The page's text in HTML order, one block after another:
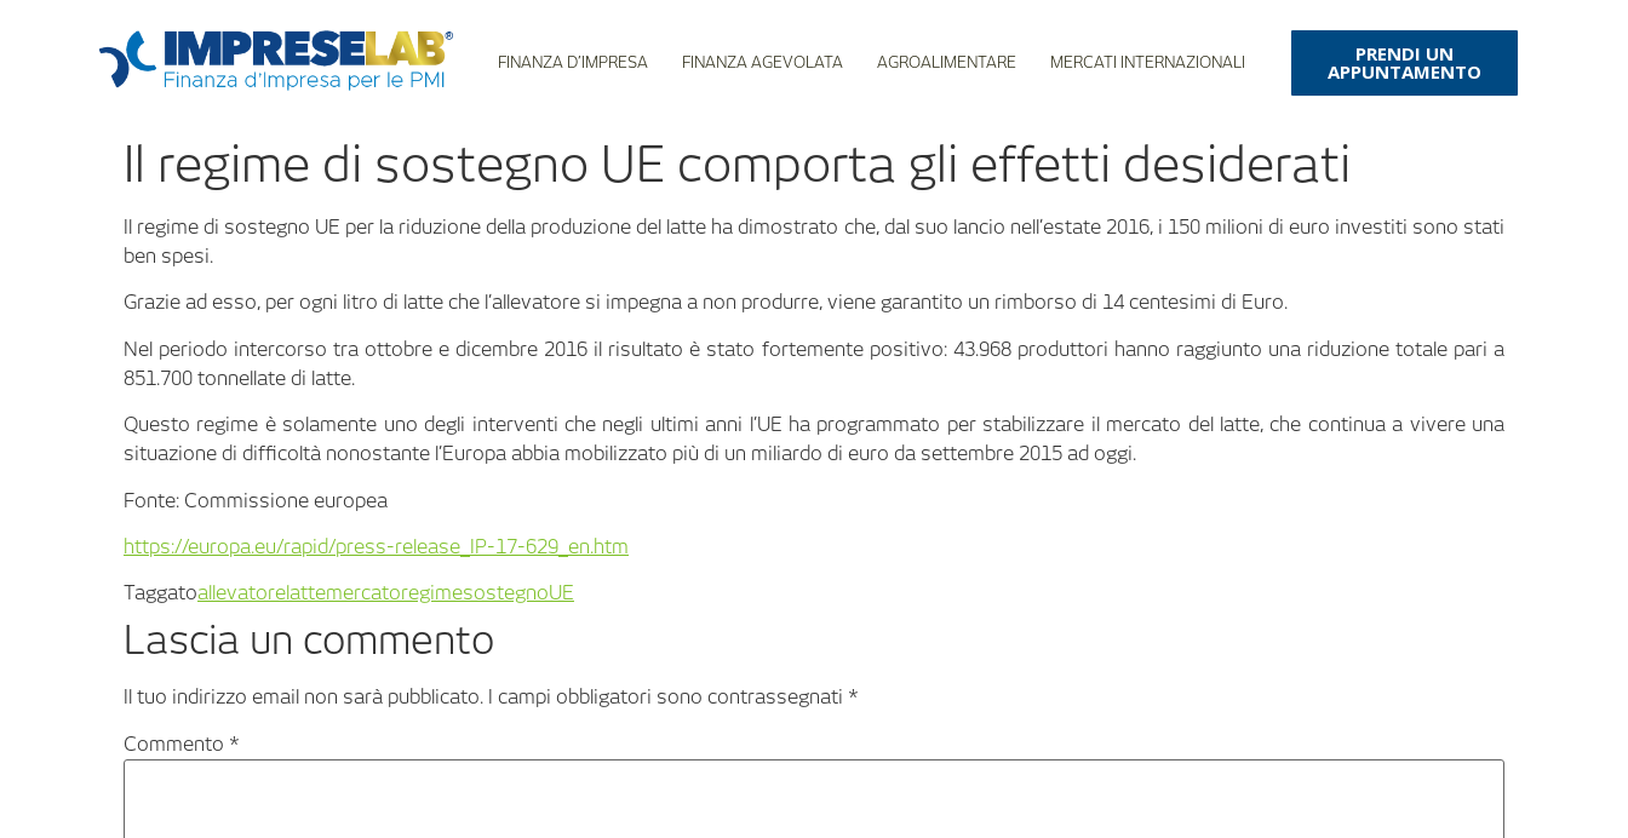
FINANZA D’IMPRESA FINANZA AGEVOLATA AGROALIMENTARE MERCATI INTERNAZIONALI PRENDI UN
APPUNTAMENTO
Il regime di sostegno UE comporta gli effetti desiderati
Il regime di sostegno UE per la riduzione della produzione del latte ha dimostrato che, dal suo lancio nell’estate 2016, i 150 milioni di euro investiti sono stati
ben spesi.
Grazie ad esso, per ogni litro di latte che l’allevatore si impegna a non produrre, viene garantito un rimborso di 14 centesimi di Euro.
Nel periodo intercorso tra ottobre e dicembre 2016 il risultato è stato fortemente positivo: 43.968 produttori hanno raggiunto una riduzione totale pari a
851.700 tonnellate di latte.
Questo regime è solamente uno degli interventi che negli ultimi anni l’UE ha programmato per stabilizzare il mercato del latte, che continua a vivere una
situazione di difficoltà nonostante l’Europa abbia mobilizzato più di un miliardo di euro da settembre 2015 ad oggi.
Fonte: Commissione europea
https://europa.eu/rapid/press-release_IP-17-629_en.htm
TaggatoallevatorelattemercatoregimesostegnoUE
Lascia un commento
Il tuo indirizzo email non sarà pubblicato. I campi obbligatori sono contrassegnati *
Commento *